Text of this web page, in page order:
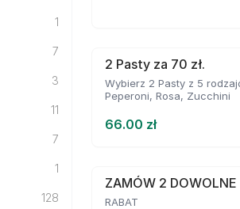
1
7
3
11
7
1
128
2 Pasty za 70 zł.
Wybierz 2 Pasty z 5
Peperoni, Rosa, Zucchini
66.00 zł
ZAMÓW 2 DOWOLNE
RABAT